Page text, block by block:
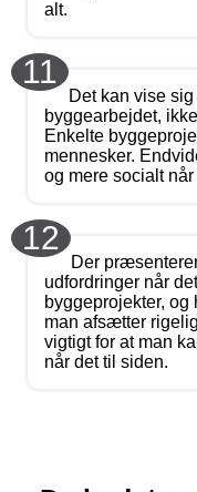
alt.
11
Det kan vise
byggearbejdet,
Enkelte
mennesker.
og mere socialt
12
Der
udfordringer når
byggeprojekter,
man afsætter
vigtigt for at man
når det til siden.